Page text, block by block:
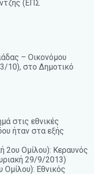
(ΕΠΣ
– Οικονόμου
10), στο Δημοτικό
στις εθνικές
ήταν στα εξής
2ου Ομίλου): Κεραυνός
29/9/2013)
Ομίλου): Εθνικός